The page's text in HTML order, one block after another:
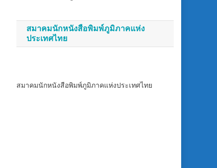
สมาคมนักหนังสือพิมพ์ภูมิภาคแห่ง
ประเทศไทย
สมาคมนักหนังสือพิมพ์ภูมิภาคแห่งประเทศไทย